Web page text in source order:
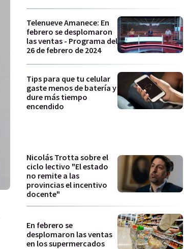
Telenueve Amanece: En
febrero se desplomaron
las ventas - Programa del
26 de febrero de 2024
Tips para que tu celular
gaste menos de batería y
dure más tiempo
encendido
Nicolás Trotta sobre el
ciclo lectivo "El estado
no remite a las
provincias el incentivo
docente"
En febrero se
desplomaron las ventas
en los supermercados